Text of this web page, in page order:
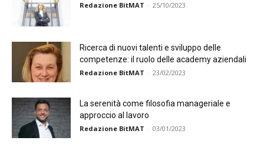
Redazione BitMAT - 25/10/2023
Ricerca di nuovi talenti e sviluppo delle
competenze: il ruolo delle academy aziendali
Redazione BitMAT - 23/02/2023
La serenità come filosofia manageriale e
approccio al lavoro
Redazione BitMAT - 03/01/2023